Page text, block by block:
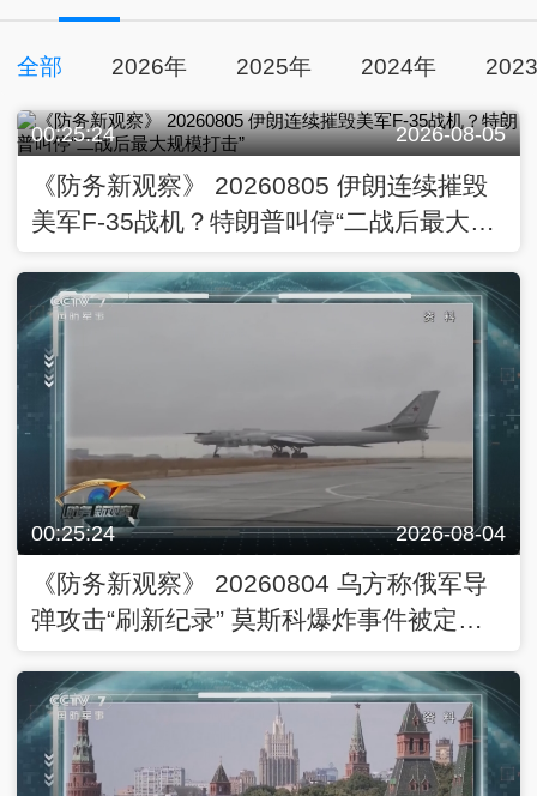
扫一扫关注 扫一扫下载
全部 2026年 2025年 2024年
00:25:24 2026-08-05
《防务新观察》 20260805 伊朗连续摧毁
美军F-35战机？特朗普叫停“二战后最大规
00:25:24 2026-08-04
《防务新观察》 20260804 乌方称俄军导
弹攻击“刷新纪录” 莫斯科爆炸事件被定性